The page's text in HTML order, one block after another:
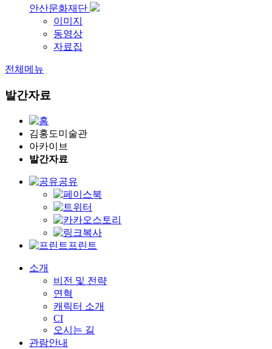
안산문화재단
이미지
동영상
자료집
전체메뉴
발간자료
김홍도미술관
아카이브
발간자료
공유
프린트
소개
비전 및 전략
연혁
캐릭터 소개
CI
오시는 길
관람안내